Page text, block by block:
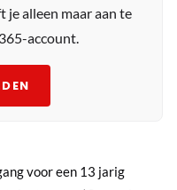
je alleen maar aan te
account.
voor een 13 jarig